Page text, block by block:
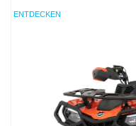
ENTDECKEN